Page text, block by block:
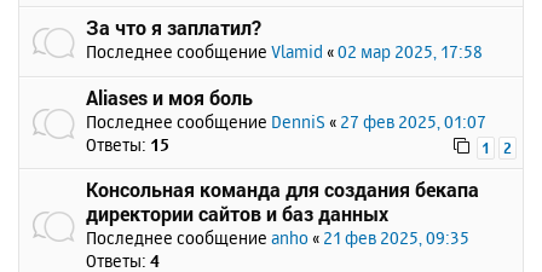
За что я заплатил?
Последнее сообщение Vlamid «02 мар 2025, 17:58
Aliases и моя боль
Последнее сообщение DenniS « 27 фев 2025, 01:07
Ответы: 15 1 2
Консольная команда для создания бекапа
директории сайтов и баз данных
Последнее сообщение anho « 21 фев 2025, 09:35
Ответы: 4